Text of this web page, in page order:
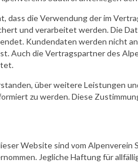
dass die Verwendung der im
und verarbeitet werden. Die
Kundendaten werden nicht
Auch die Vertragspartner des
über weitere Leistungen
zu werden. Diese
Website sind vom
Jegliche Haftung für